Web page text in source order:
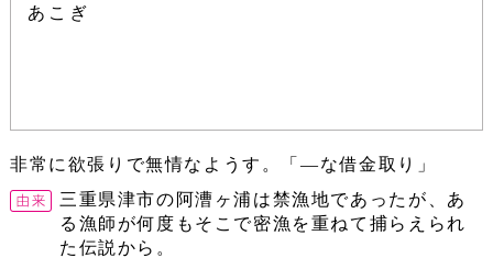
あこぎ
非常に欲張りで無情なようす。「―な借金取り」
三重県津市の阿漕ヶ浦は禁漁地であったが、あ
る漁師が何度もそこで密漁を重ねて捕らえられ
た伝説から。